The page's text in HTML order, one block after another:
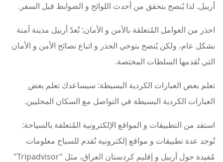
أربيل. لذا يُنصح بتحقق من أحدث اللوائح و الضوابط قبل السفر.
احذر من العوامل المُتعلقة بالأمن و الأمان: تُعدّ أربيل مدينة آمنة
بشكل عام، ولكن يُنصح بتوخي الحذر و اتباع نصائح الأمن و الأمان
التي تُقدمها السلطات المختصة.
تعلم بعض العبارات الكردية البسيطة: سيساعدك تعلم بعض
العبارات الكردية البسيطة في التواصل مع السكان المحليين.
استفد من التطبيقات و المواقع الإلكترونية المُتعلقة بالسياحة:
تُوجد عدة تطبيقات و مواقع إلكترونية تُقدم للسياح معلومات
مُفيدة حول أربيل و إقليم كردستان العراق، مثل "Tripadvisor"